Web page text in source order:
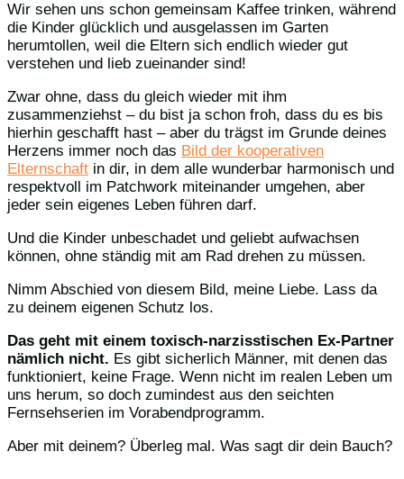
Wir sehen uns schon gemeinsam Kaffee trinken, während
die Kinder glücklich und ausgelassen im Garten
herumtollen, weil die Eltern sich endlich wieder gut
verstehen und lieb zueinander sind!
Zwar ohne, dass du gleich wieder mit ihm
zusammenziehst – du bist ja schon froh, dass du es bis
hierhin geschafft hast – aber du trägst im Grunde deines
Herzens immer noch das Bild der kooperativen
Elternschaft in dir, in dem alle wunderbar harmonisch und
respektvoll im Patchwork miteinander umgehen, aber
jeder sein eigenes Leben führen darf.
Und die Kinder unbeschadet und geliebt aufwachsen
können, ohne ständig mit am Rad drehen zu müssen.
Nimm Abschied von diesem Bild, meine Liebe. Lass da
zu deinem eigenen Schutz los.
Das geht mit einem toxisch-narzisstischen Ex-Partner
nämlich nicht. Es gibt sicherlich Männer, mit denen das
funktioniert, keine Frage. Wenn nicht im realen Leben um
uns herum, so doch zumindest aus den seichten
Fernsehserien im Vorabendprogramm.
Aber mit deinem? Überleg mal. Was sagt dir dein Bauch?